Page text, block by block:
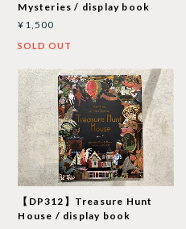
Mysteries / display book
¥1,500
SOLD OUT
【DP312】Treasure Hunt
House / display book